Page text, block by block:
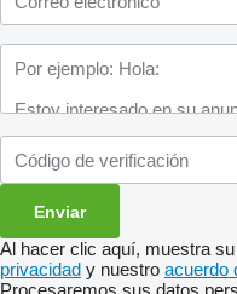
Al hacer clic aquí, muestra
privacidad y nuestro acuerdo